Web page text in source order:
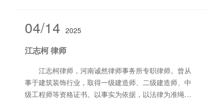
04/14 2025
江志柯 律师
江志柯律师，河南诚然律师事务所专职律师。曾从
事于建筑装饰行业，取得一级建造师、二级建造师、中
级工程师等资格证书。以事实为依据，以法律为准绳，